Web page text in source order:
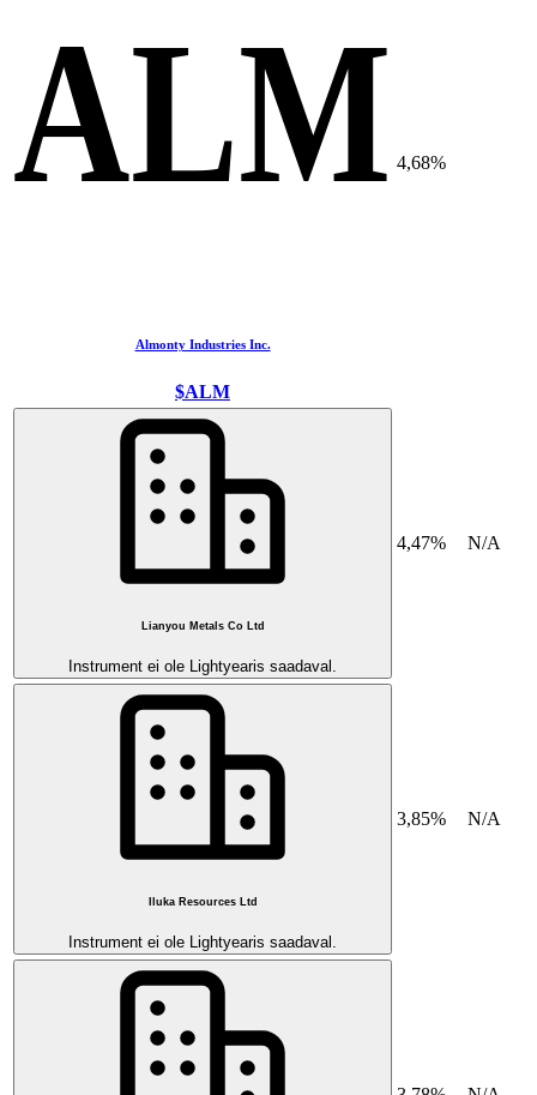
ALM
Almonty Industries Inc.
$ALM
4,68%
Lianyou Metals Co Ltd
Instrument ei ole Lightyearis saadaval.
4,47% N/A
Iluka Resources Ltd
Instrument ei ole Lightyearis saadaval.
3,85% N/A